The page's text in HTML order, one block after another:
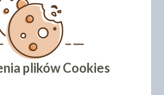
PRODUKTY
plików Cookies